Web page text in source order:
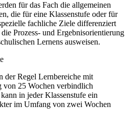
für das Fach die allgemeinen
die für eine Klassenstufe oder für
fachliche Ziele differenziert
Prozess- und Ergebnisorientierung
Lernens ausweisen.
der Regel Lernbereiche mit
25 Wochen verbindlich
in jeder Klassenstufe ein
im Umfang von zwei Wochen